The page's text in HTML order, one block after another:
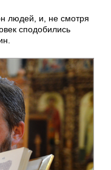
людей, и, не смотря
сподобились